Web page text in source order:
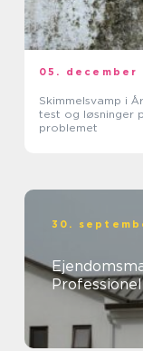
05. december
Skimmelsvamp i
test og løsninger
problemet
30.